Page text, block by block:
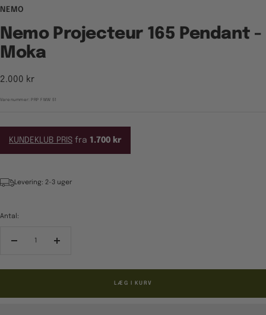
NEMO
Nemo Projecteur 165 Pendant -
Moka
Tilbudspris
2.000 kr
Varenummer:PRP FMW 51
KUNDEKLUB PRIS fra 1.700 kr
Levering: 2-3 uger
Antal:
Reducér
Forøg
LÆG I KURV